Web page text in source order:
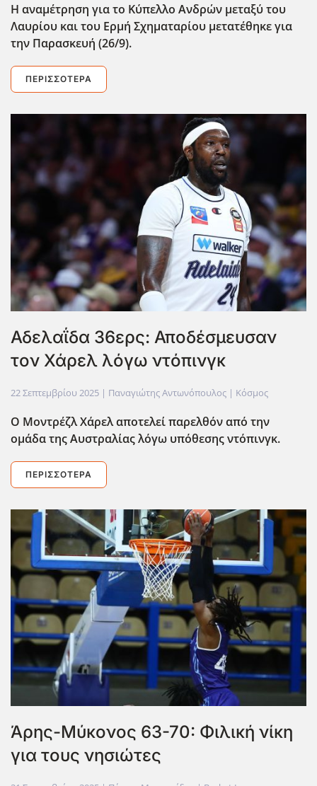
Η αναμέτρηση για το Κύπελλο Ανδρών μεταξύ του
Λαυρίου και του Ερμή Σχηματαρίου μετατέθηκε για
την Παρασκευή (26/9).
ΠΕΡΙΣΣΌΤΕΡΑ
Αδελαΐδα 36ερς: Αποδέσμευσαν
τον Χάρελ λόγω ντόπινγκ
22 Σεπτεμβρίου 2025 | Παναγιώτης Αντωνόπουλος | Κόσμος
Ο Μοντρέζλ Χάρελ αποτελεί παρελθόν από την
ομάδα της Αυστραλίας λόγω υπόθεσης ντόπινγκ.
ΠΕΡΙΣΣΌΤΕΡΑ
Άρης-Μύκονος 63-70: Φιλική νίκη
για τους νησιώτες